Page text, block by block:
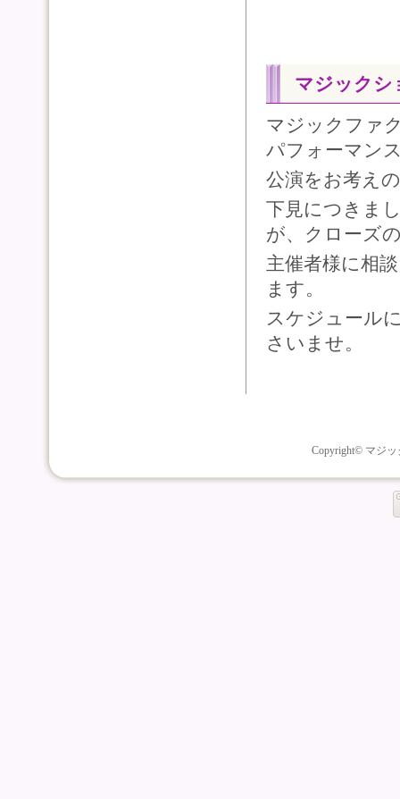
マジックシ
マジックファ
パフォーマン
公演をお考え
下見につきま
が、クローズ
主催者様に相
ます。
スケジュール
さいませ。
Copyright© マジッ